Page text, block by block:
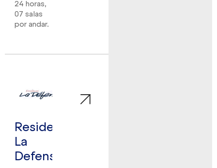
24 horas,
07 salas
por andar.
Residencial
La
Defense